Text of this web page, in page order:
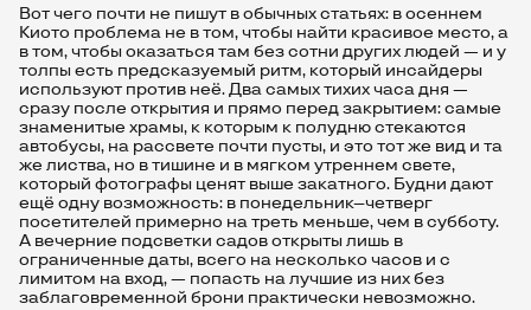
Вот чего почти не пишут в обычных статьях: в осеннем
Киото проблема не в том, чтобы найти красивое место, а
в том, чтобы оказаться там без сотни других людей — и у
толпы есть предсказуемый ритм, который инсайдеры
используют против неё. Два самых тихих часа дня —
сразу после открытия и прямо перед закрытием: самые
знаменитые храмы, к которым к полудню стекаются
автобусы, на рассвете почти пусты, и это тот же вид и та
же листва, но в тишине и в мягком утреннем свете,
который фотографы ценят выше закатного. Будни дают
ещё одну возможность: в понедельник–четверг
посетителей примерно на треть меньше, чем в субботу.
А вечерние подсветки садов открыты лишь в
ограниченные даты, всего на несколько часов и с
лимитом на вход, — попасть на лучшие из них без
заблаговременной брони практически невозможно.